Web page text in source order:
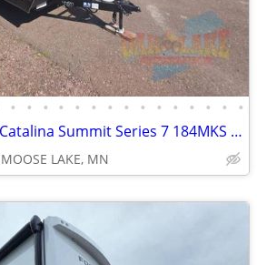
• • • • • • • • • • • • • • •
2026 Coachmen RV Catalina Summit Series 7 184MKS Travel Trailer
LAKE, MN